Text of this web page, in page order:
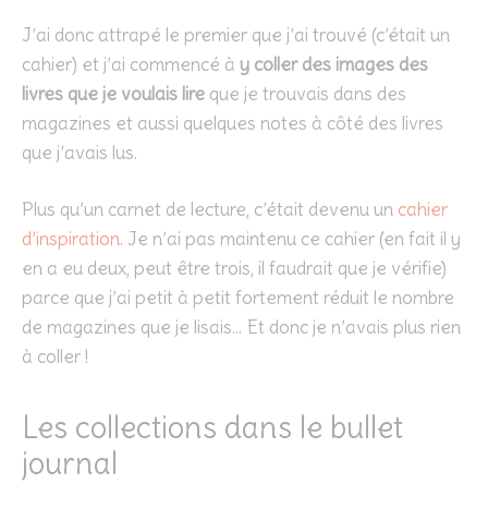
J’ai donc attrapé le premier que j’ai trouvé (c’était un
cahier) et j’ai commencé à y coller des images des
livres que je voulais lire que je trouvais dans des
magazines et aussi quelques notes à côté des livres
que j’avais lus.
Plus qu’un carnet de lecture, c’était devenu un cahier
d’inspiration. Je n’ai pas maintenu ce cahier (en fait il y
en a eu deux, peut être trois, il faudrait que je vérifie)
parce que j’ai petit à petit fortement réduit le nombre
de magazines que je lisais… Et donc je n’avais plus rien
à coller !
Les collections dans le bullet
journal